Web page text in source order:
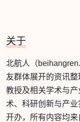
关于
北航人（
友群体展开的资讯整
教授及相关学术与产
术、科研创新与产
开办，所有内容均